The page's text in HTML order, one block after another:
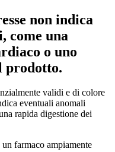
non indica
come una
o uno
prodotto.
validi e di colore
eventuali anomali
rapida digestione dei
farmaco ampiamente